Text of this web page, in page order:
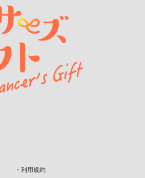
・利用規約